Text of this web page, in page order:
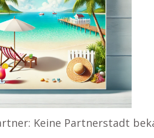
Keine Partnerstadt